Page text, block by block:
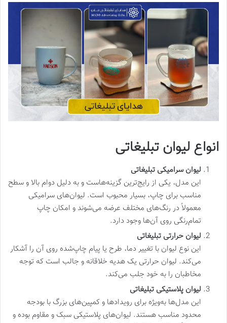
انواع لیوان تبلیغاتی
لیوان سرامیکی تبلیغاتی
این مدل، یکی از رایج‌ترین گزینه‌هاست و به دلیل دوام بالا و سطح
مناسب برای چاپ، بسیار محبوب است. لیوان‌های سرامیکی
معمولاً در رنگ‌های مختلف عرضه می‌شوند و امکان چاپ
تمام‌رنگی روی آن‌ها وجود دارد.
لیوان حرارتی تبلیغاتی
این نوع لیوان با تغییر دما، طرح یا پیام چاپ‌شده روی آن را آشکار
می‌کند. لیوان حرارتی یک هدیه خلاقانه و جالب است که توجه
مخاطبان را به خود جلب می‌کند.
لیوان پلاستیکی تبلیغاتی
این مدل‌ها به‌ویژه برای رویدادها و کمپین‌های بزرگ با بودجه
محدود مناسب هستند. لیوان‌های پلاستیکی سبک و مقاوم بوده و